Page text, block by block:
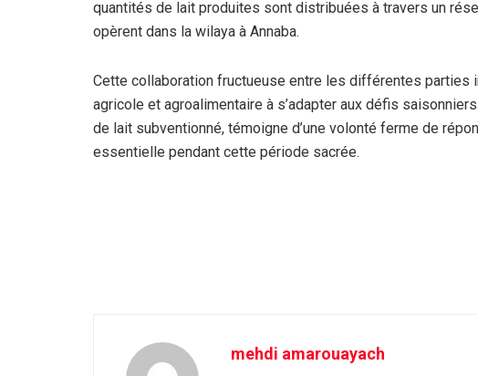
quantités de lait produites sont distribuées à travers un
opèrent dans la wilaya à Annaba.
Cette collaboration fructueuse entre les différentes parties
agricole et agroalimentaire à s’adapter aux défis
de lait subventionné, témoigne d’une volonté ferme de
essentielle pendant cette période sacrée.
mehdi amarouayach